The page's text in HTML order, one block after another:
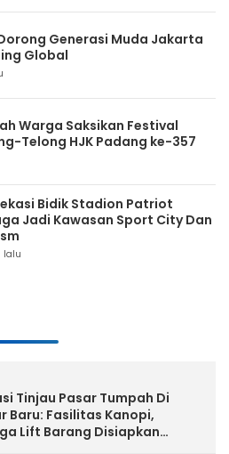
Generasi Muda Jakarta
Global
Warga Saksikan Festival
Telong HJK Padang ke-357
Bidik Stadion Patriot
Jadi Kawasan Sport City Dan
lalu
Tinjau Pasar Tumpah Di
Baru: Fasilitas Kanopi,
Lift Barang Disiapkan